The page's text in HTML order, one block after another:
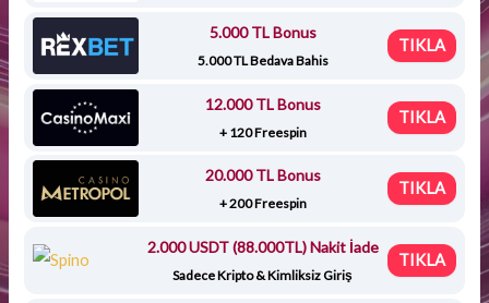
5.000 TL Bonus
5.000 TL Bedava Bahis
TIKLA
12.000 TL Bonus
+ 120 Freespin
TIKLA
20.000 TL Bonus
+ 200 Freespin
TIKLA
2.000 USDT (88.000TL) Nakit İade
Sadece Kripto & Kimliksiz Giriş
TIKLA